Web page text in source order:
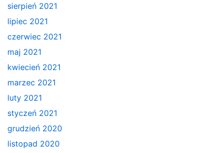
sierpień 2021
lipiec 2021
czerwiec 2021
maj 2021
kwiecień 2021
marzec 2021
luty 2021
styczeń 2021
grudzień 2020
listopad 2020